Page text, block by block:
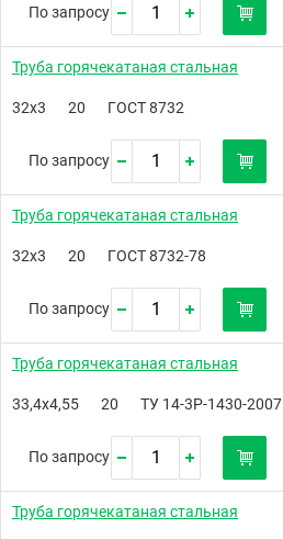
По запросу
Труба горячекатаная стальная
32х3 20 ГОСТ 8732
По запросу
Труба горячекатаная стальная
32х3 20 ГОСТ 8732-78
По запросу
Труба горячекатаная стальная
33,4х4,55 20 ТУ 14-3Р-1430-2007
По запросу
Труба горячекатаная стальная